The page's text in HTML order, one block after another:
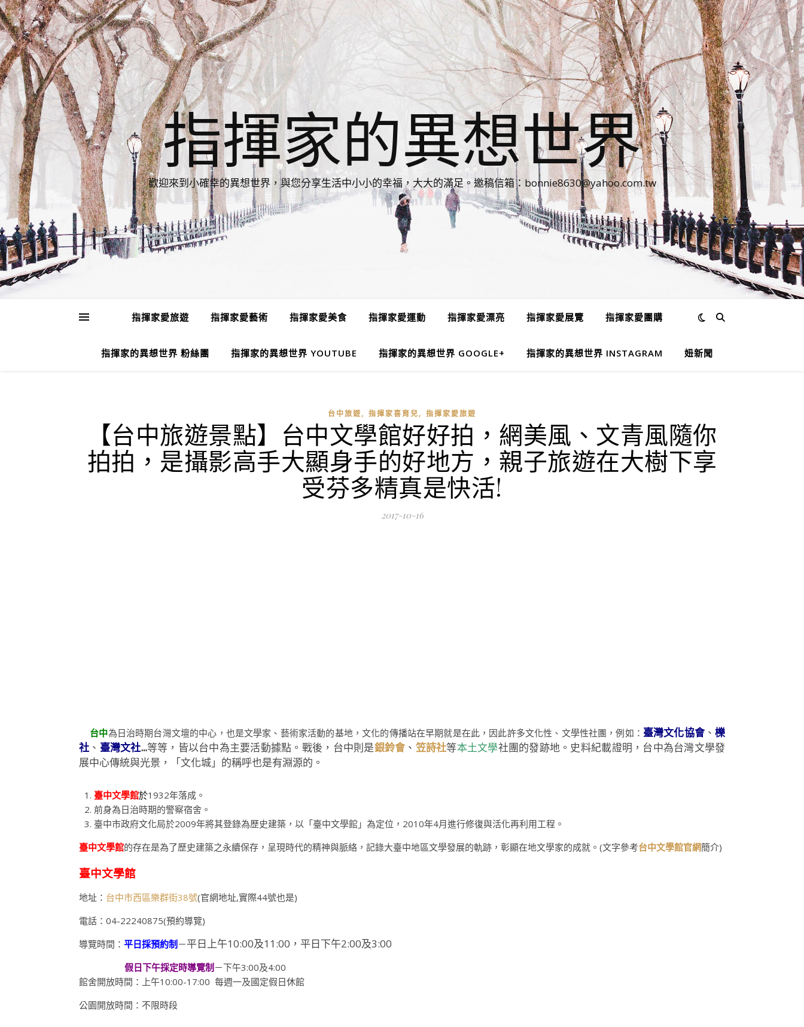
指揮家的異想世界
歡迎來到小確幸的異想世界，與您分享生活中小小的幸福，大大的滿足。邀稿信箱：bonnie8630@yahoo.com.tw
指揮家愛旅遊 指揮家愛藝術 指揮家愛美食 指揮家愛運動 指揮家愛漂亮 指揮家愛展覽 指揮家愛團購
指揮家的異想世界 粉絲團 指揮家的異想世界 YOUTUBE 指揮家的異想世界 GOOGLE+ 指揮家的異想世界 INSTAGRAM 妞新聞
台中旅遊, 指揮家喜育兒, 指揮家愛旅遊
【台中旅遊景點】台中文學館好好拍，網美風、文青風隨你
拍拍，是攝影高手大顯身手的好地方，親子旅遊在大樹下享
受芬多精真是快活!
2017-10-16
台中為日治時期台灣文壇的中心，也是文學家、藝術家活動的基地，文化的傳播站在早期就是在此，因此許多文化性、文學性社團，例如： 臺灣文化協會、櫟
社 、 臺灣文社…等等，皆以台中為主要活動據點 。戰後，台中則是銀鈴會、 笠詩社等本土文學社團的發跡地。史料紀載證明，台中為台灣文學發
展中心傳統與光景，「文化城」的稱呼也是有淵源的。
臺中文學館於1932年落成。
前身為日治時期的警察宿舍。
臺中市政府文化局於2009年將其登錄為歷史建築，以「臺中文學館」為定位，2010年4月進行修復與活化再利用工程。
臺中文學館的存在是為了歷史建築之永續保存，呈現時代的精神與脈絡，記錄大臺中地區文學發展的軌跡，彰顯在地文學家的成就。(文字參考台中文學館官網簡介)
臺中文學館
地址： 台中市西區樂群街38號(官網地址,實際44號也是)
電話：04-22240875(預約導覽)
導覽時間： 平日採預約制 －平日上午10:00及11:00， 平日下午2:00及3:00
假日下午採定時導覽制 －下午3:00及4:00
館舍開放時間：上午10:00-17:00 每週一及國定假日休館
公園開放時間：不限時段